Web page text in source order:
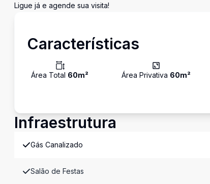
Ligue já e agende sua visita!
Características
Área Total 60m² Área Privativa 60m²
Infraestrutura
Gás Canalizado
Salão de Festas